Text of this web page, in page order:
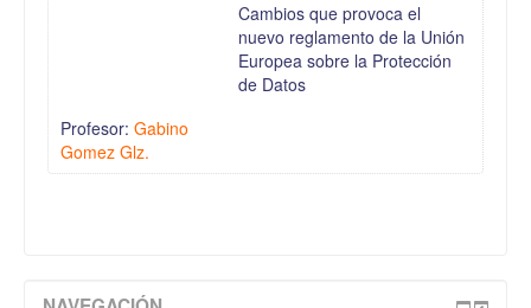
Cambios que provoca el
nuevo reglamento de la Unión
Europea sobre la Protección
de Datos
Profesor: Gabino
Gomez Glz.